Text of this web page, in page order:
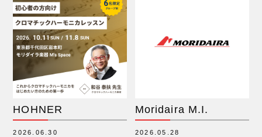
HOHNER
2026.06.30
Moridaira M.I.
2026.05.28